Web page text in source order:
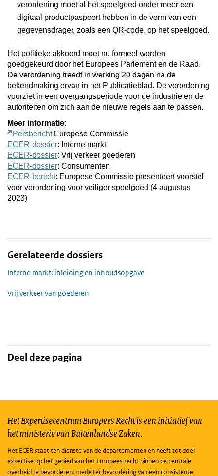
verordening moetal het speelgoed onder meer een
digitaal productpaspoort hebben in de vorm van een
gegevensdrager, zoals een QR-code, op het speelgoed.
Het politieke akkoord moet nu formeel worden
goedgekeurd door het Europees Parlement en de Raad.
De verordening treedt in werking 20 dagen na de
bekendmaking ervan in het Publicatieblad. De verordening
voorziet in een overgangsperiode voor de industrie en de
autoriteiten om zich aan de nieuwe regels aan te passen.
Meer informatie:
PersberichtEuropese Commissie
ECER-dossier: Interne markt
ECER-dossier: Vrij verkeer goederen
ECER-dossier: Consumenten
ECER-bericht: Europese Commissie presenteert voorstel
voor verordening voor veiliger speelgoed (4 augustus
2023)
Gerelateerde dossiers
Interne markt: inleiding en inhoudsopgave
Vrij verkeer van goederen
Deel deze pagina
Het Expertisecentrum Europees Recht is een initiatief van
het ministerie van Buitenlandse Zaken.
Het ECER staat ten dienste van de departementen en heeft tot doel
expertise op het gebied van het Europees recht binnen de centrale
overheid te bevorderen, mede ter bevordering van een consistente